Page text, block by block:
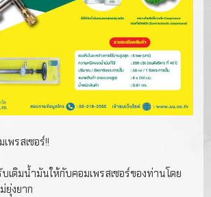
พรสเซอร์!!
เติมนํ้ามันให้กับคอมเพรสเซอร์ของท่านโดย
ยุ่งยาก